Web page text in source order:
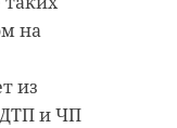
на
из
и ЧП